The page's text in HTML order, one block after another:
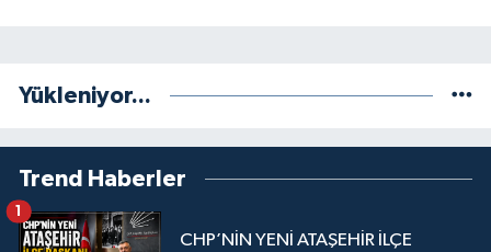
Yükleniyor...
Trend Haberler
CHP’NİN YENİ ATAŞEHİR İLÇE
1